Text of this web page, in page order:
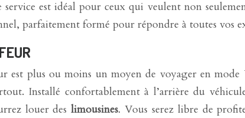
service est idéal pour ceux qui veulent non
parfaitement formé pour répondre à toutes vos
est plus ou moins un moyen de voyager en
Installé confortablement à l’arrière du
louer deslimousines. Vous serez libre de